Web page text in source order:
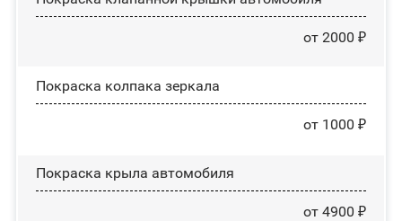
от 2000 ₽
Покраска колпака зеркала
от 1000 ₽
Покраска крыла автомобиля
от 4900 ₽